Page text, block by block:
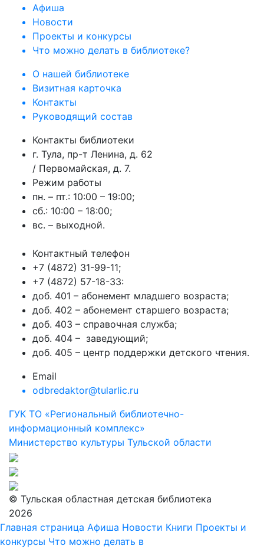
Афиша
Новости
Проекты и конкурсы
Что можно делать в библиотеке?
О нашей библиотеке
Визитная карточка
Контакты
Руководящий состав
Контакты библиотеки
г. Тула, пр-т Ленина, д. 62
/ Первомайская, д. 7.
Режим работы
пн. – пт.: 10:00 – 19:00;
сб.: 10:00 – 18:00;
вс. – выходной.
Контактный телефон
+7 (4872) 31-99-11;
+7 (4872) 57-18-33:
доб. 401 – абонемент младшего возраста;
доб. 402 – абонемент старшего возраста;
доб. 403 – справочная служба;
доб. 404 – заведующий;
доб. 405 – центр поддержки детского чтения.
Email
odbredaktor@tularlic.ru
ГУК ТО «Региональный библиотечно-
информационный комплекс»
Министерство культуры Тульской области
© Тульская областная детская библиотека
2026
Главная страница Афиша Новости Книги Проекты и
конкурсы Что можно делать в